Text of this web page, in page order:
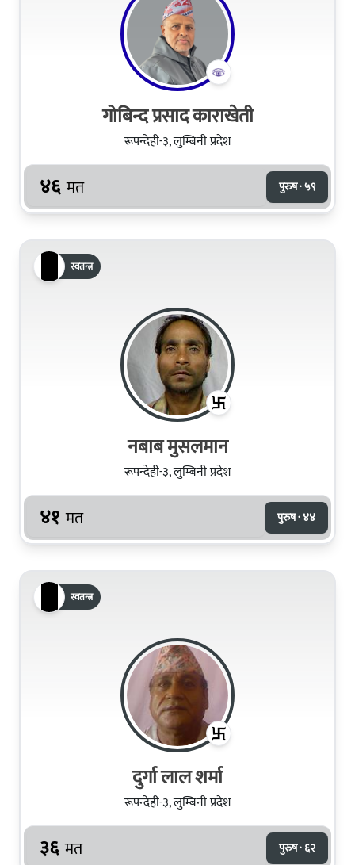
गोबिन्द प्रसाद काराखेती
रूपन्देही-३, लुम्बिनी प्रदेश
४६ मत पुरुष · ५९
स्वतन्त्र
नबाब मुसलमान
रूपन्देही-३, लुम्बिनी प्रदेश
४१ मत पुरुष · ४४
स्वतन्त्र
दुर्गा लाल शर्मा
रूपन्देही-३, लुम्बिनी प्रदेश
३६ मत पुरुष · ६२